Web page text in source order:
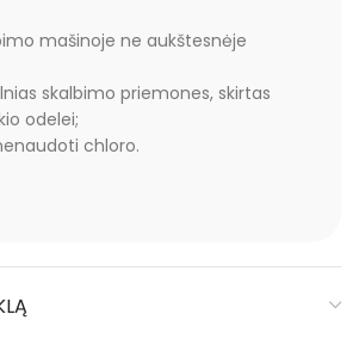
mašinoje ne aukštesnėje
skalbimo priemones, skirtas
odelei;
chloro.